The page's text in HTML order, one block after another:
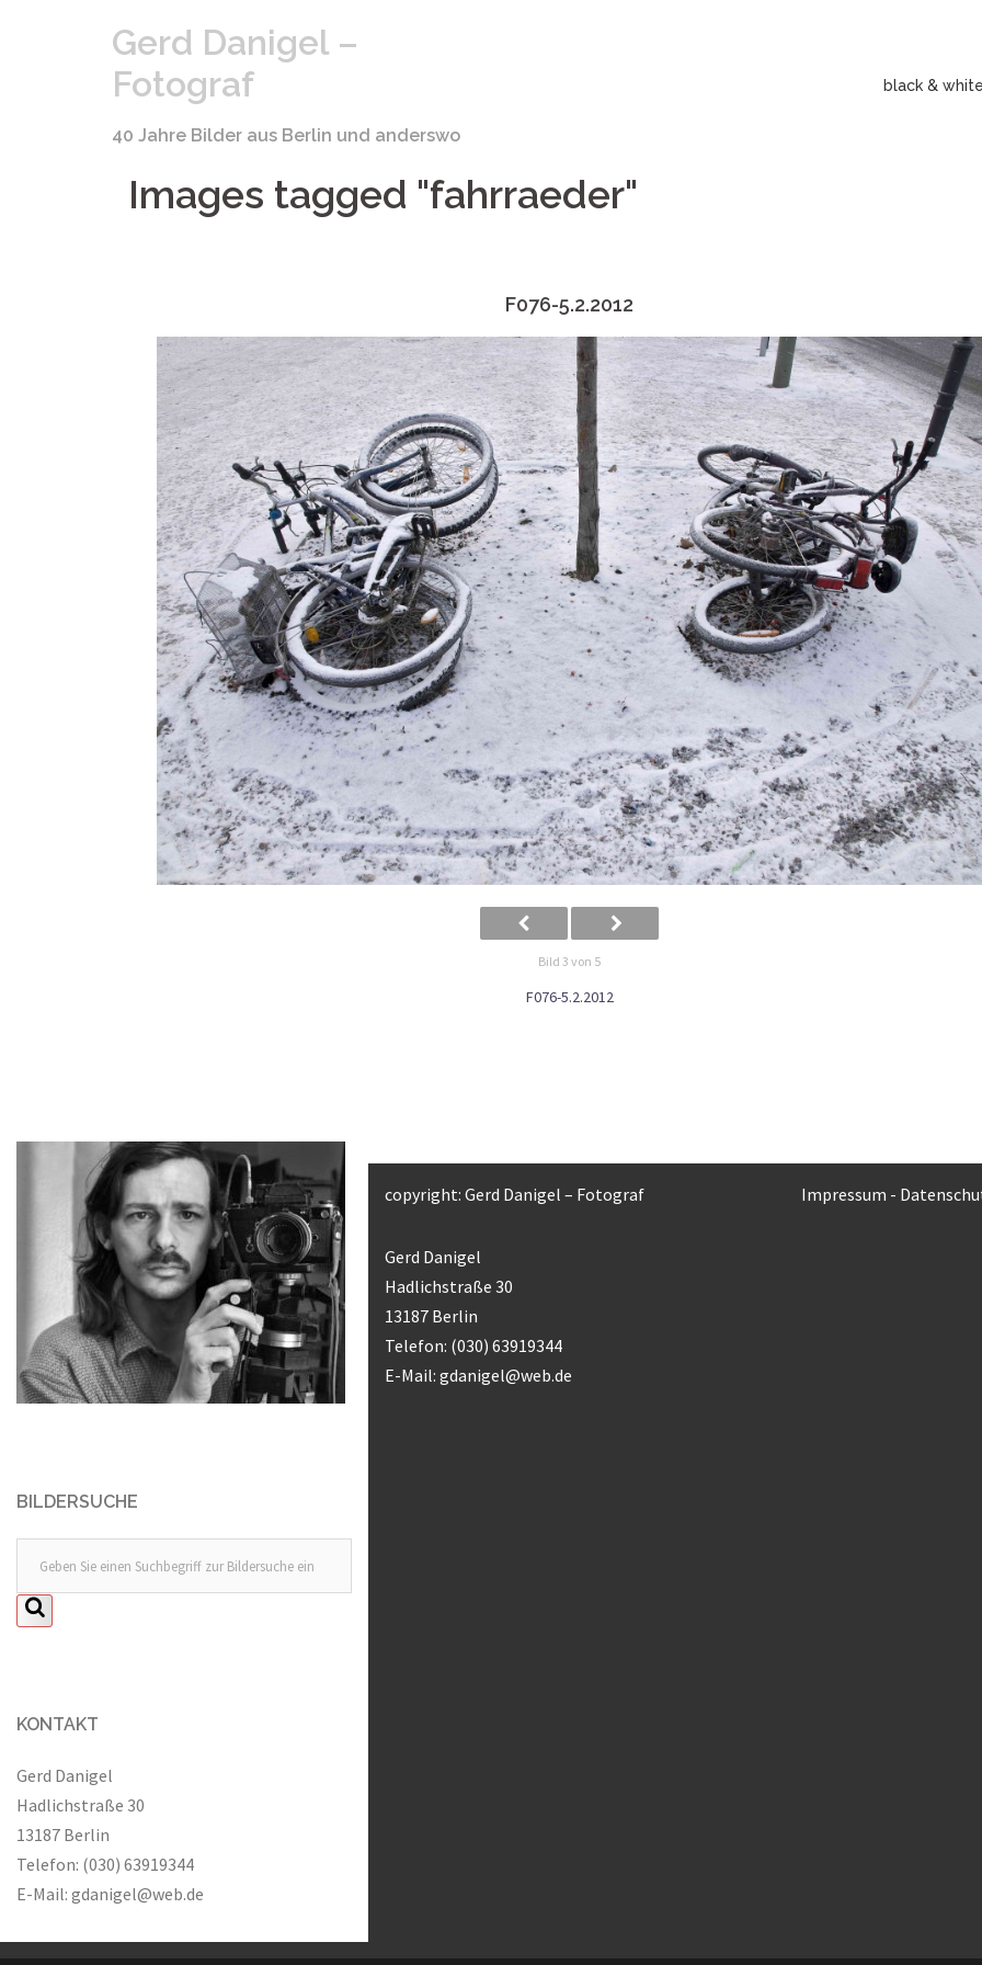
Gerd Danigel –
Fotograf
40 Jahre Bilder aus Berlin und anderswo
black &
Images tagged "fahrraeder"
F076-5.2.2012
Bild 3 von 5
F076-5.2.2012
BILDERSUCHE
KONTAKT
Gerd Danigel
Hadlichstraße 30
13187 Berlin
Telefon: (030) 63919344
E-Mail: gdanigel@web.de
copyright: Gerd Danigel – Fotograf Impressum -
Gerd Danigel
Hadlichstraße 30
13187 Berlin
Telefon: (030) 63919344
E-Mail: gdanigel@web.de